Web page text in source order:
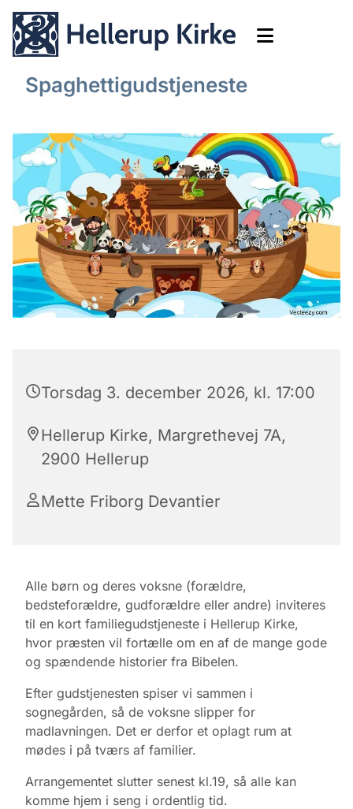
Spaghettigudstjeneste
Torsdag 3. december 2026, kl. 17:00
Hellerup Kirke, Margrethevej 7A,
2900 Hellerup
Mette Friborg Devantier
Alle børn og deres voksne (forældre,
bedsteforældre, gudforældre eller andre) inviteres
til en kort familiegudstjeneste i Hellerup Kirke,
hvor præsten vil fortælle om en af de mange gode
og spændende historier fra Bibelen.
Efter gudstjenesten spiser vi sammen i
sognegården, så de voksne slipper for
madlavningen. Det er derfor et oplagt rum at
mødes i på tværs af familier.
Arrangementet slutter senest kl.19, så alle kan
komme hjem i seng i ordentlig tid.